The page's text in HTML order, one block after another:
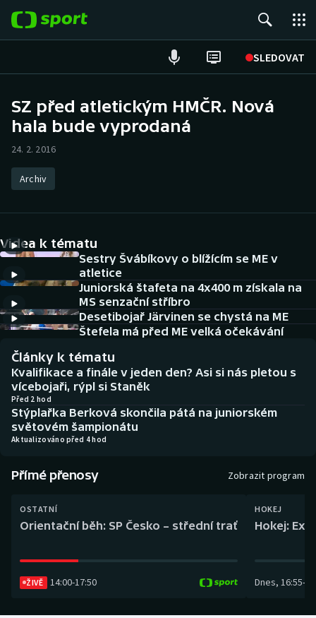
SLEDOVAT
Hokej
Atletika
DALŠÍ SPORTY
Americký fotbal
Baseball a softbal
Basketbal
Biatlon
Boby a skeleton
Dostihy
Florbal
NEPŘEHLÉDNĚTE
Soutěže
Historické návraty
Aplikace ČT sport
AZ kvíz
SZ před atletickým HMČR. Nová
hala bude vyprodaná
24. 2. 2016
Archiv
Videa k tématu
Sestry Švábíkovy o blížícím se ME v
atletice
Juniorská štafeta na 4x400 m získala na
MS senzační stříbro
Desetibojař Järvinen se chystá na ME
Štefela má před ME velká očekávání
Články k tématu
Kvalifikace a finále v jeden den? Asi si nás pletou s
vícebojaři, rýpl si Staněk
Před 2 hod
Stýplařka Berková skončila pátá na juniorském
světovém šampionátu
Aktualizováno před 4 hod
Přímé přenosy Zobrazit program
OSTATNÍ
Orientační běh: SP Česko – střední trať
ŽIVĚ 14:00-17:50
HOKEJ
Hokej:
Dnes, 16:55-